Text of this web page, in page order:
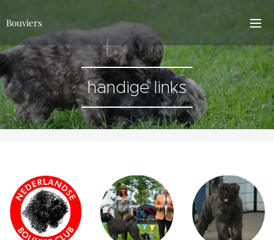
Bouviers
handige links